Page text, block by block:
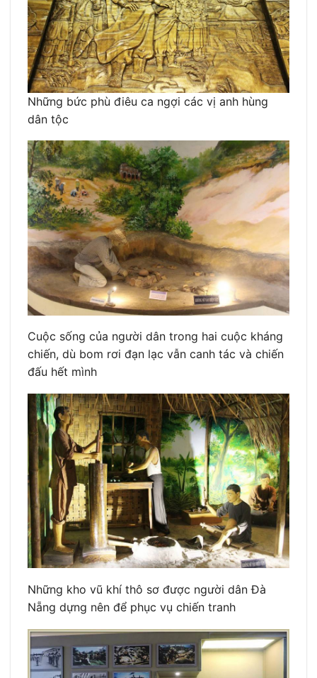
Những bức phù điêu ca ngợi các vị anh hùng
dân tộc
Cuộc sống của người dân trong hai cuộc kháng
chiến, dù bom rơi đạn lạc vẫn canh tác và chiến
đấu hết mình
Những kho vũ khí thô sơ được người dân Đà
Nẵng dựng nên để phục vụ chiến tranh